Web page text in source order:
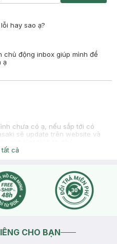
da luôn , highly recommend
hay sao ạ?
chủ động inbox giúp mình để
ạ
chưa có ạ, nếu sắp tới có
sẽ update trên website và
tất cả
CHO BẠN